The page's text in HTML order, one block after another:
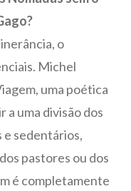
o
Michel
uma poética
a uma divisão dos
e sedentários,
pastores ou dos
é completamente